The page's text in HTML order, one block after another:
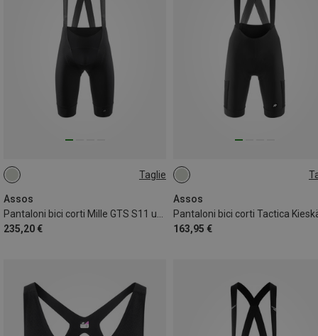
Taglie
Assos
Pantaloni bici corti Mille GTS S11 uomo
235,20 €
S
Assos
163,95 €
XS
XXL